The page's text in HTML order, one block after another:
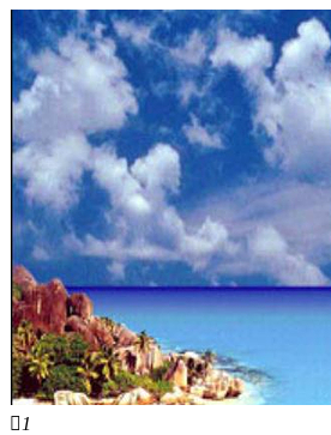
 1